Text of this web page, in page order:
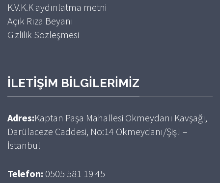
K.V.K.K aydınlatma metni
Açık Rıza Beyanı
Gizlilik Sözleşmesi
İLETIŞIM BILGILERIMIZ
Adres:Kaptan Paşa Mahallesi Okmeydanı Kavşağı,
Darülaceze Caddesi, No:14 Okmeydanı/Şişli –
İstanbul
Telefon: 0505 581 19 45